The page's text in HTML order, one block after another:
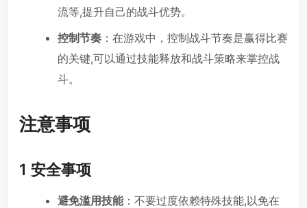
流等,提升自己的战斗优势。
控制节奏 ：在游戏中，控制战斗节奏是赢得比赛
的关键,可以通过技能释放和战斗策略来掌控战
斗。
注意事项
1 安全事项
避免滥用技能：不要过度依赖特殊技能,以免在